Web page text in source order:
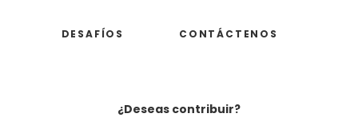
DESAFÍOS CONTÁCTENOS
¿Deseas contribuir?